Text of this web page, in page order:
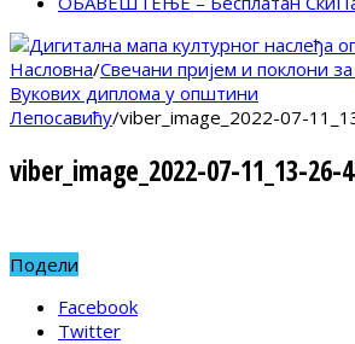
Насловна/Свечани пријем и поклони
Вукових диплома у општини
Лепосавићу/viber_image_2022-07-
viber_image_2022-07-11_13-26-
Подели
Facebook
Twitter